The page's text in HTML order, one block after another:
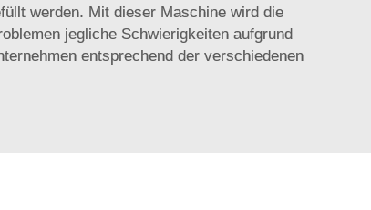
werden. Mit dieser Maschine wird die
jegliche Schwierigkeiten aufgrund
entsprechend der verschiedenen